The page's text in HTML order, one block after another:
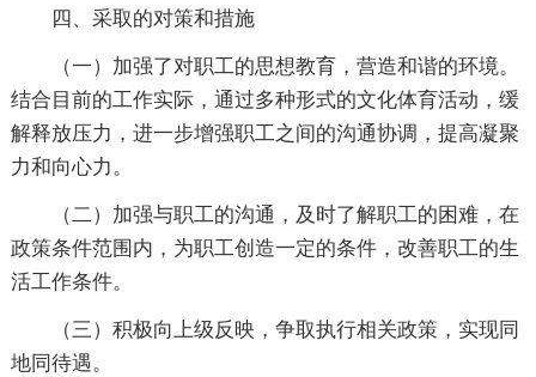
四、采取的对策和措施
（一）加强了对职工的思想教育，营造和谐的环境。
结合目前的工作实际，通过多种形式的文化体育活动，缓
解释放压力，进一步增强职工之间的沟通协调，提高凝聚
力和向心力。
（二）加强与职工的沟通，及时了解职工的困难，在
政策条件范围内，为职工创造一定的条件，改善职工的生
活工作条件。
（三）积极向上级反映，争取执行相关政策，实现同
地同待遇。